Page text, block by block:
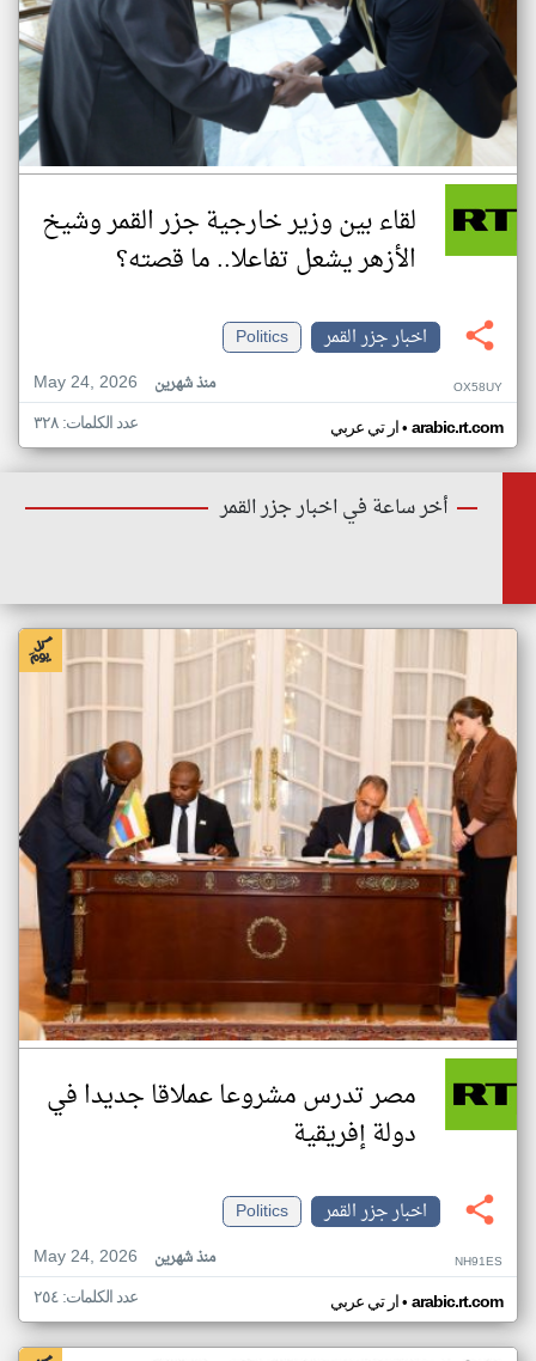
لقاء بين وزير خارجية جزر القمر وشيخ
الأزهر يشعل تفاعلا.. ما قصته؟
اخبار جزر القمر
Politics
May 24, 2026
منذ شهرين OX58UY
ار تي عربي• arabic.rt.com عدد الكلمات: ٣٢٨
أخر ساعة في اخبار جزر القمر
مصر تدرس مشروعا عملاقا جديدا في
دولة إفريقية
اخبار جزر القمر
Politics
May 24, 2026
منذ شهرين NH91ES
ار تي عربي• arabic.rt.com عدد الكلمات: ٢٥٤